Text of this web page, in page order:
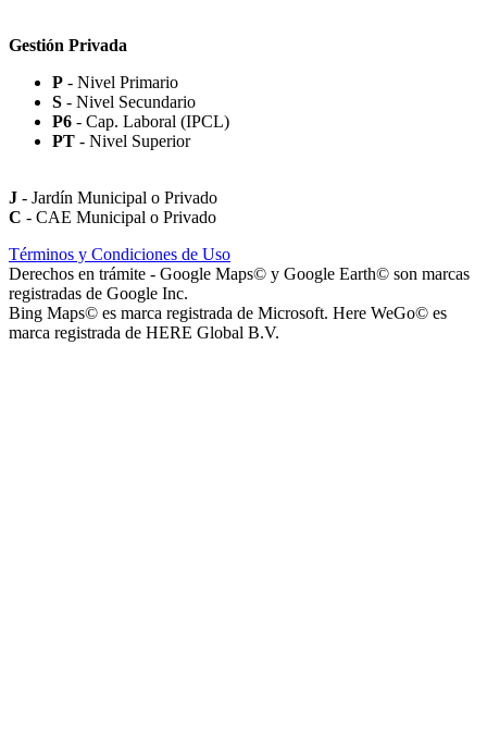
Paseo Virgen de la Carrodilla - Patrona de los Viñedos
Gestión Privada
P - Nivel Primario
S - Nivel Secundario
P6 - Cap. Laboral (IPCL)
PT - Nivel Superior
J - Jardín Municipal o Privado
C - CAE Municipal o Privado
Términos y Condiciones de Uso
Derechos en trámite - Google Maps© y Google Earth© son marcas
registradas de Google Inc.
Bing Maps© es marca registrada de Microsoft. Here WeGo© es
marca registrada de HERE Global B.V.